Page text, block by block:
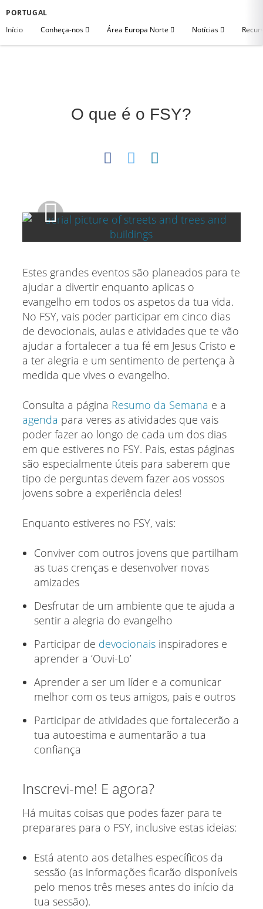
PORTUGAL
Início
Conheça-nos Área Europa Norte Notícias
O que é o FSY?
Estes grandes eventos são planeados para te
ajudar a divertir enquanto aplicas o
evangelho em todos os aspetos da tua vida.
No FSY, vais poder participar em cinco dias
de devocionais, aulas e atividades que te vão
ajudar a fortalecer a tua fé em Jesus Cristo e
a ter alegria e um sentimento de pertença à
medida que vives o evangelho.
Consulta a página Resumo da Semana e a
agenda para veres as atividades que vais
poder fazer ao longo de cada um dos dias
em que estiveres no FSY. Pais, estas páginas
são especialmente úteis para saberem que
tipo de perguntas devem fazer aos vossos
jovens sobre a experiência deles!
Enquanto estiveres no FSY, vais:
Conviver com outros jovens que partilham
as tuas crenças e desenvolver novas
amizades
Desfrutar de um ambiente que te ajuda a
sentir a alegria do evangelho
Participar de devocionaisinspiradores e
aprender a ‘Ouvi-Lo’
Aprender a ser um líder e a comunicar
melhor com os teus amigos, pais e outros
Participar de atividades que fortalecerão a
tua autoestima e aumentarão a tua
confiança
Inscrevi-me! E agora?
Há muitas coisas que podes fazer para te
preparares para o FSY, inclusive estas ideias:
Está atento aos detalhes específicos da
sessão (as informações ficarão disponíveis
pelo menos três meses antes do início da
tua sessão).